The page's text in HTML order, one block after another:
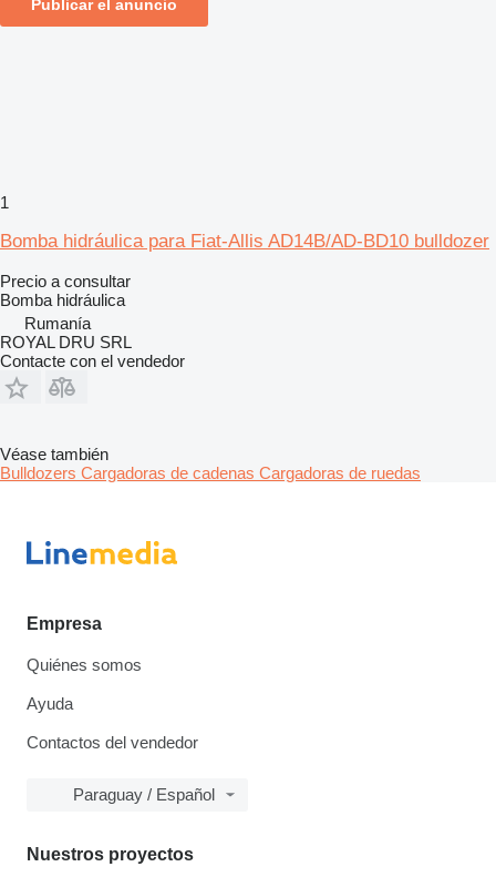
Publicar el anuncio
1
Bomba hidráulica para Fiat-Allis AD14B/AD-BD10 bulldozer
Precio a consultar
Bomba hidráulica
Rumanía
ROYAL DRU SRL
Contacte con el vendedor
Véase también
Bulldozers Cargadoras de cadenas Cargadoras de ruedas
Empresa
Quiénes somos
Ayuda
Contactos del vendedor
Paraguay / Español
Nuestros proyectos